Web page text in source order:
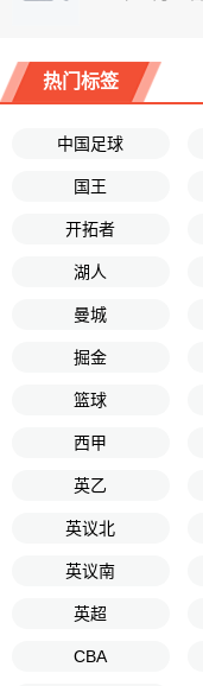
热门标签
中国足球
国王
开拓者
湖人
曼城
掘金
篮球
西甲
英乙
英议北
英议南
英超
CBA